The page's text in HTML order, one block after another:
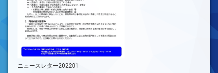
ニュースレター202201